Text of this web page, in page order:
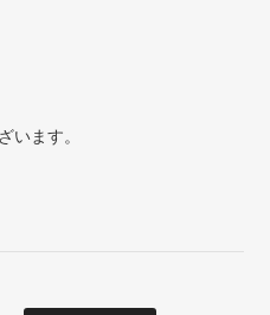
います。